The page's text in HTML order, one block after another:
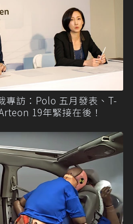
專訪：Polo 五月發表、T-
19年緊接在後！